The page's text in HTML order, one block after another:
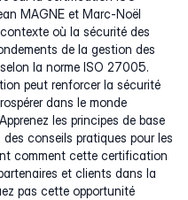
MAGNE et Marc-Noël
où la sécurité des
de la gestion des
la norme ISO 27005.
peut renforcer la sécurité
dans le monde
les principes de base
conseils pratiques pour les
comment cette certification
et clients dans la
pas cette opportunité